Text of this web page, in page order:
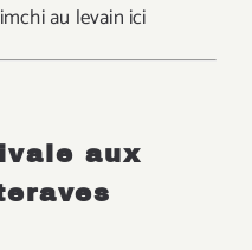
au levain ici
aux